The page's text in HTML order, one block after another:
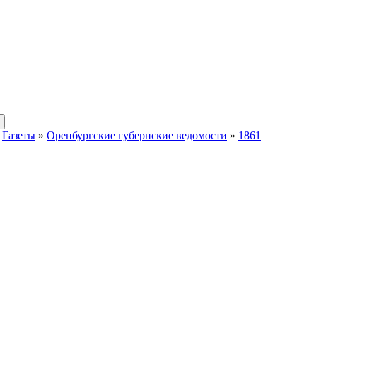
Газеты » Оренбургские губернские ведомости » 1861